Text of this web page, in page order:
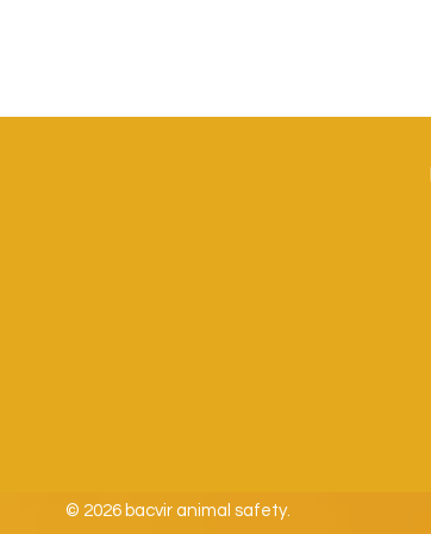
© 2026 bacvir animal safety.